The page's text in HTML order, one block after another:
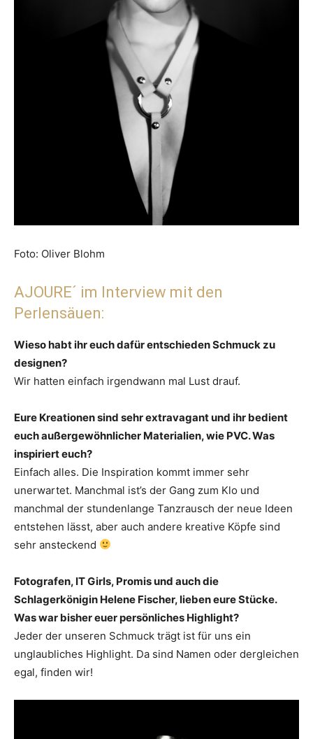
Foto: Oliver Blohm
AJOURE´ im Interview mit den
Perlensäuen:
Wieso habt ihr euch dafür entschieden Schmuck zu
designen?
Wir hatten einfach irgendwann mal Lust drauf.
Eure Kreationen sind sehr extravagant und ihr bedient
euch außergewöhnlicher Materialien, wie PVC. Was
inspiriert euch?
Einfach alles. Die Inspiration kommt immer sehr
unerwartet. Manchmal ist’s der Gang zum Klo und
manchmal der stundenlange Tanzrausch der neue Ideen
entstehen lässt, aber auch andere kreative Köpfe sind
sehr ansteckend
Fotografen, IT Girls, Promis und auch die
Schlagerkönigin Helene Fischer, lieben eure Stücke.
Was war bisher euer persönliches Highlight?
Jeder der unseren Schmuck trägt ist für uns ein
unglaubliches Highlight. Da sind Namen oder dergleichen
egal, finden wir!